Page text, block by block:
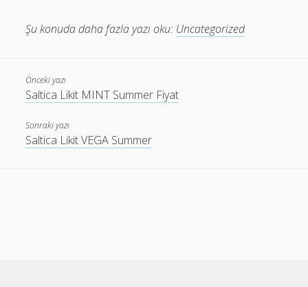
Şu konuda daha fazla yazı oku: Uncategorized
Önceki yazı
Saltica Likit MINT Summer Fiyat
Sonraki yazı
Saltica Likit VEGA Summer